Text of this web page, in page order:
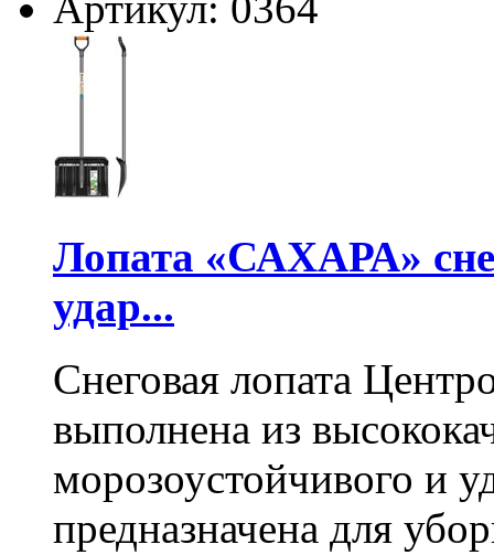
Лопата «САХАРА»
удар...
Снеговая лопата
выполнена из
морозоустойчивого и
предназначена для